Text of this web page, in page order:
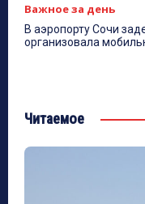
Важное за день
В аэропорту Сочи
организовала
Читаемое